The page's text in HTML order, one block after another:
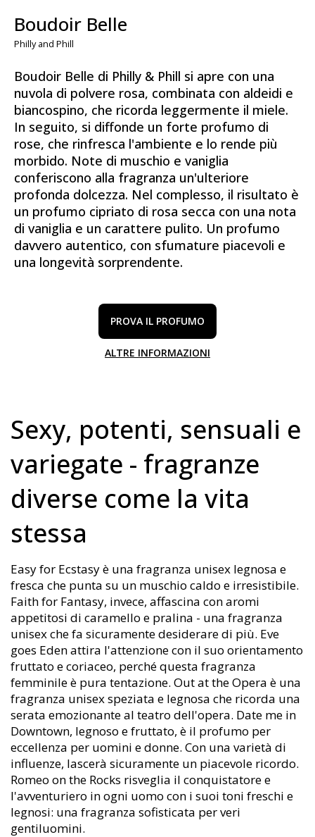
Boudoir Belle
Philly and Phill
Boudoir Belle di Philly & Phill si apre con una
nuvola di polvere rosa, combinata con aldeidi e
biancospino, che ricorda leggermente il miele.
In seguito, si diffonde un forte profumo di
rose, che rinfresca l'ambiente e lo rende più
morbido. Note di muschio e vaniglia
conferiscono alla fragranza un'ulteriore
profonda dolcezza. Nel complesso, il risultato è
un profumo cipriato di rosa secca con una nota
di vaniglia e un carattere pulito. Un profumo
davvero autentico, con sfumature piacevoli e
una longevità sorprendente.
PROVA IL PROFUMO
ALTRE INFORMAZIONI
Sexy, potenti, sensuali e
variegate - fragranze
diverse come la vita
stessa
Easy for Ecstasy è una fragranza unisex legnosa e
fresca che punta su un muschio caldo e irresistibile.
Faith for Fantasy, invece, affascina con aromi
appetitosi di caramello e pralina - una fragranza
unisex che fa sicuramente desiderare di più. Eve
goes Eden attira l'attenzione con il suo orientamento
fruttato e coriaceo, perché questa fragranza
femminile è pura tentazione. Out at the Opera è una
fragranza unisex speziata e legnosa che ricorda una
serata emozionante al teatro dell'opera. Date me in
Downtown, legnoso e fruttato, è il profumo per
eccellenza per uomini e donne. Con una varietà di
influenze, lascerà sicuramente un piacevole ricordo.
Romeo on the Rocks risveglia il conquistatore e
l'avventuriero in ogni uomo con i suoi toni freschi e
legnosi: una fragranza sofisticata per veri
gentiluomini.